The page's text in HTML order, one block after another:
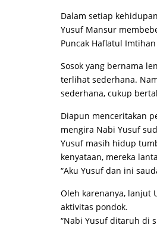
Dalam setiap
Yusuf Mansur
Puncak Haflatul Imtihan
Sosok yang bernama
terlihat sederhana.
sederhana, cukup
Diapun menceritakan
mengira Nabi Yusuf
Yusuf masih hidup
kenyataan, mereka
“Aku Yusuf dan ini
Oleh karenanya, lanjut
aktivitas pondok.
“Nabi Yusuf ditaruh di